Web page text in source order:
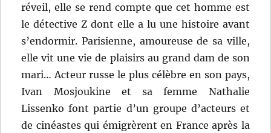
réveil, elle se rend compte que cet homme est
le détective Z dont elle a lu une histoire avant
s’endormir. Parisienne, amoureuse de sa ville,
elle vit une vie de plaisirs au grand dam de son
mari… Acteur russe le plus célèbre en son pays,
Ivan Mosjoukine et sa femme Nathalie
Lissenko font partie d’un groupe d’acteurs et
de cinéastes qui émigrèrent en France après la